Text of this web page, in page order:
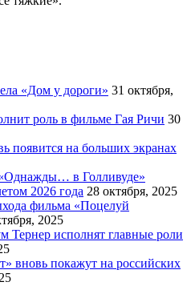
«Дом у дороги» 31 октября,
роль в фильме Гая Ричи 30
появится на больших экранах
в Голливуде»
2026 года 28 октября, 2025
фильма «Поцелуй
2025
Тернер исполнят главные роли
вновь покажут на российских